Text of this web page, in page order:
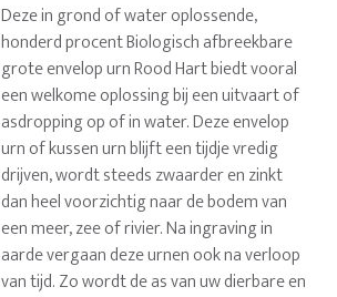
Deze in grond of water oplossende,
honderd procent Biologisch afbreekbare
grote envelop urn Rood Hart biedt vooral
een welkome oplossing bij een uitvaart of
asdropping op of in water. Deze envelop
urn of kussen urn blijft een tijdje vredig
drijven, wordt steeds zwaarder en zinkt
dan heel voorzichtig naar de bodem van
een meer, zee of rivier. Na ingraving in
aarde vergaan deze urnen ook na verloop
van tijd. Zo wordt de as van uw dierbare en